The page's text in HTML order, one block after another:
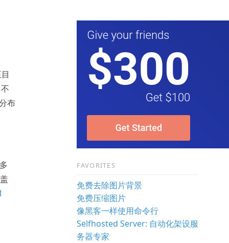
布
FAVORITES
免费去除图片背景
免费压缩图片
像黑客一样使用命令行
Selfhosted Server: 自动化架设服
务器专家